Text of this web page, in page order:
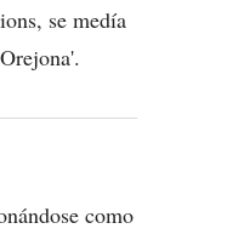
se medía
como